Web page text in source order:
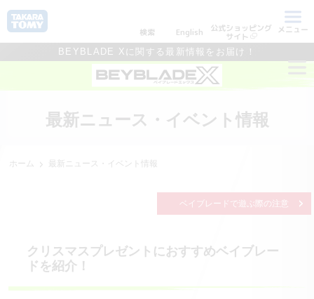
検索 English 公式ショッピング
サイト
メニュー
BEYBLADE Xに関する最新情報をお届け！
最新ニュース・イベント情報
ホーム 最新ニュース・イベント情報
ベイブレードで遊ぶ際の注意
クリスマスプレゼントにおすすめベイブレー
ドを紹介！